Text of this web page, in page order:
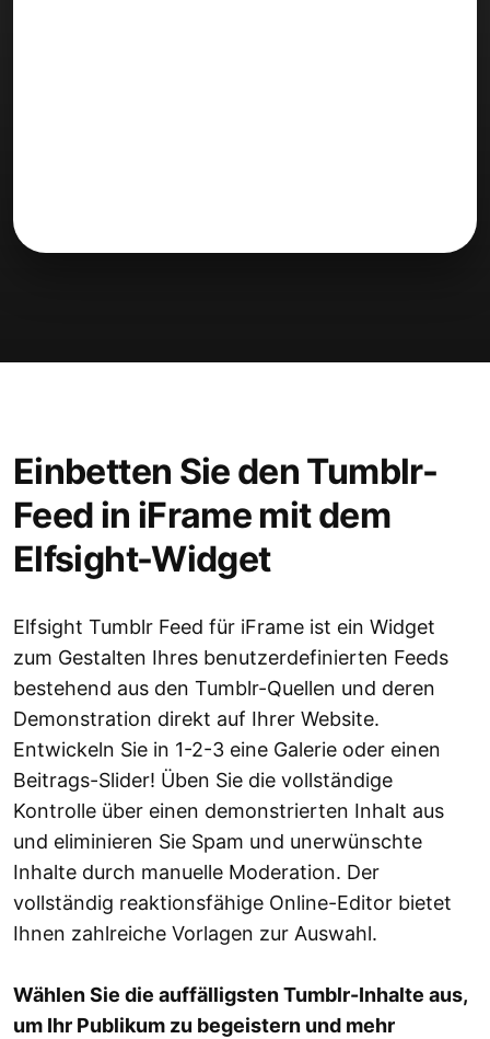
Einbetten Sie den Tumblr-
Feed in iFrame mit dem
Elfsight-Widget
Elfsight Tumblr Feed für iFrame ist ein Widget
zum Gestalten Ihres benutzerdefinierten Feeds
bestehend aus den Tumblr-Quellen und deren
Demonstration direkt auf Ihrer Website.
Entwickeln Sie in 1-2-3 eine Galerie oder einen
Beitrags-Slider! Üben Sie die vollständige
Kontrolle über einen demonstrierten Inhalt aus
und eliminieren Sie Spam und unerwünschte
Inhalte durch manuelle Moderation. Der
vollständig reaktionsfähige Online-Editor bietet
Ihnen zahlreiche Vorlagen zur Auswahl.
Wählen Sie die auffälligsten Tumblr-Inhalte aus,
um Ihr Publikum zu begeistern und mehr